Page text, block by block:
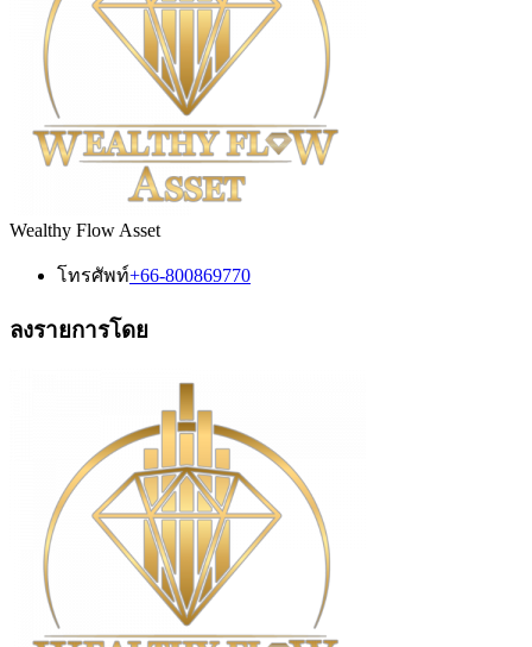
Wealthy Flow Asset
โทรศัพท์+66-800869770
ลงรายการโดย